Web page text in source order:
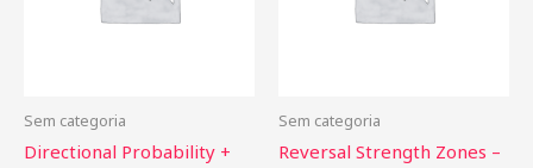
Sem categoria
Directional Probability +
Sem categoria
Reversal Strength Zones –